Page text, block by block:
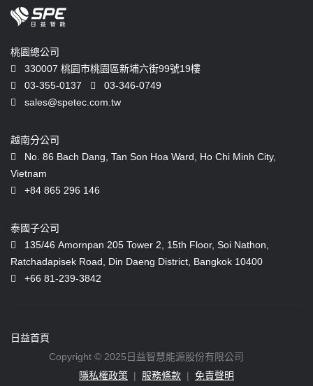
桃園總公司
330007 桃園市桃園區新埔六街99號19樓
03-355-0137
03-346-0749
sales@spetec.com.tw
越南分公司
No. 86 Bach Dang, Tan Son Hoa Ward, Ho Chi Minh City,
Vietnam
+84 865 296 146
泰國子公司
135/46 Amornpan 205 Tower 2, 15th Floor, Soi Nathon,
Ratchadapisek Road, Din Daeng District, Bangkok 10400
+66 81-239-3842
日益首頁
Copyright © 2025日益智慧能源股份有限公司
隱私權政策 | 服務條款 | 免責聲明